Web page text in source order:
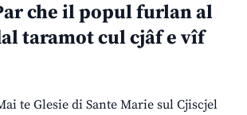
che il popul furlan al
taramot cul cjâf e vîf
te Glesie di Sante Marie sul Cjiscjel